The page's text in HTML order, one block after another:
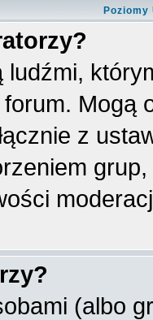
ludźmi,
forum.
z
(albo